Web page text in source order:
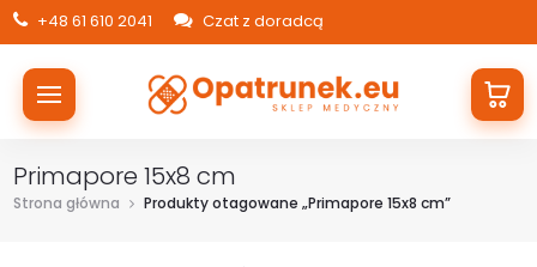
+48 61 610 2041 Czat z doradcą
Primapore 15x8 cm
Strona główna Produkty otagowane „Primapore 15x8 cm”